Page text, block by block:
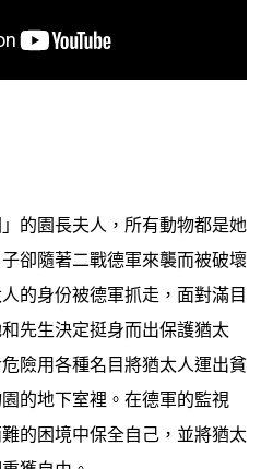
的園長夫人，所有動物都是她
卻隨著二戰德軍來襲而被破壞
的身份被德軍抓走，面對滿目
先生決定挺身而出保護猶太
險用各種名目將猶太人運出貧
的地下室裡。在德軍的監視
的困境中保全自己，並將猶太